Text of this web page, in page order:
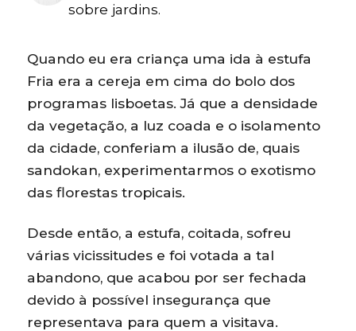
sobre jardins.
Quando eu era criança uma ida à estufa
Fria era a cereja em cima do bolo dos
programas lisboetas. Já que a densidade
da vegetação, a luz coada e o isolamento
da cidade, conferiam a ilusão de, quais
sandokan, experimentarmos o exotismo
das florestas tropicais.
Desde então, a estufa, coitada, sofreu
várias vicissitudes e foi votada a tal
abandono, que acabou por ser fechada
devido à possível insegurança que
representava para quem a visitava.